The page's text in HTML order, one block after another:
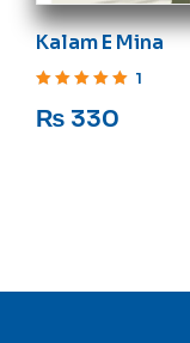
Kalam E Mina
1
₨ 330